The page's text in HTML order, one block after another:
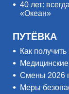
40 лет:
«Океан»
ПУТЁВКА
Как
Смены 2026
Меры